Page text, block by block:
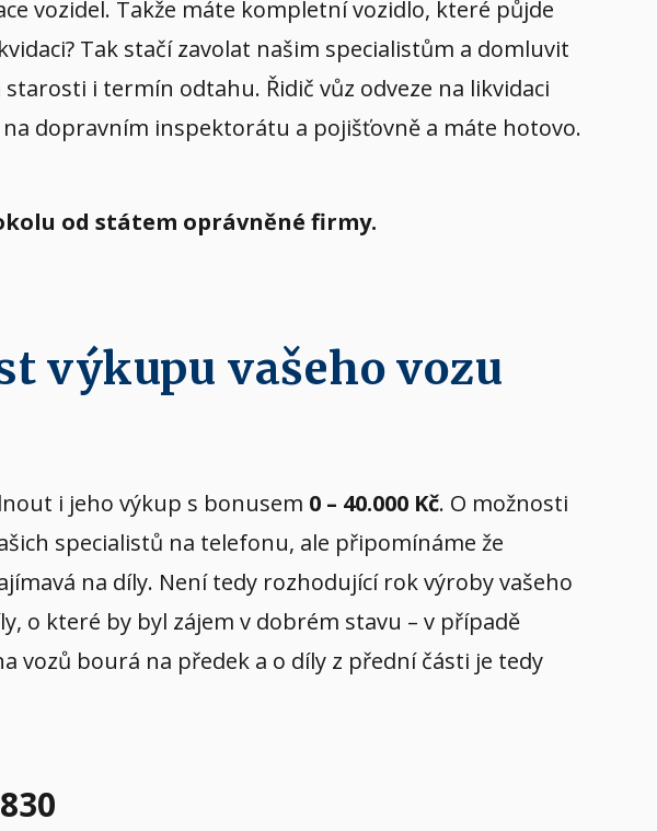
vozidel. Takže máte kompletní vozidlo, které půjde
Tak stačí zavolat našim specialistům a domluvit
i termín odtahu. Řidič vůz odveze na likvidaci
dopravním inspektorátu a pojišťovně a máte hotovo.
od státem oprávněné firmy.
výkupu vašeho vozu
i jeho výkup s bonusem 0 – 40.000 Kč. O možnosti
specialistů na telefonu, ale připomínáme že
na díly. Není tedy rozhodující rok výroby vašeho
o které by byl zájem v dobrém stavu – v případě
vozů bourá na předek a o díly z přední části je tedy